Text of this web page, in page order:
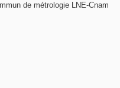
de métrologie LNE-Cnam